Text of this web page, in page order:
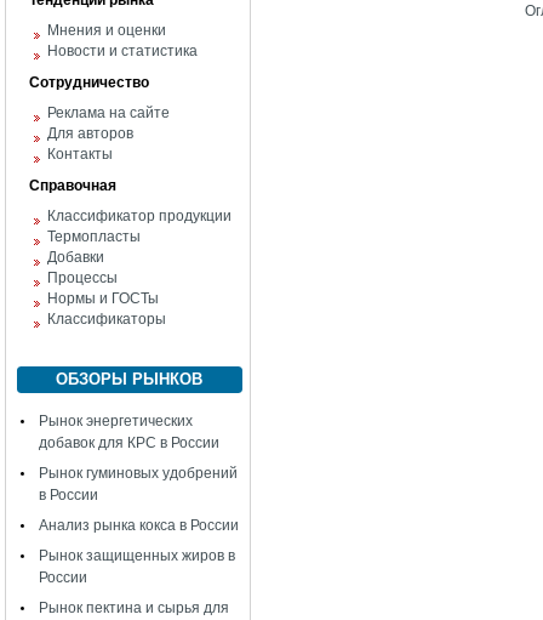
Мнения и оценки
Новости и статистика
Сотрудничество
Реклама на сайте
Для авторов
Контакты
Справочная
Классификатор продукции
Термопласты
Добавки
Процессы
Нормы и ГОСТы
Классификаторы
ОБЗОРЫ РЫНКОВ
Рынок энергетических
добавок для КРС в России
Рынок гуминовых удобрений
в России
Анализ рынка кокса в России
Рынок защищенных жиров в
России
Рынок пектина и сырья для